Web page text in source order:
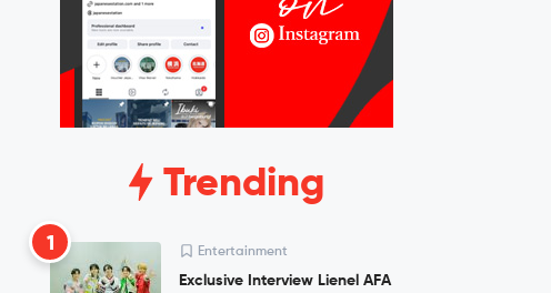
Trending
1 Entertainment
Exclusive Interview Lienel AFA